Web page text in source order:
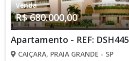
Venda
R$ 680.000,00
Apartamento - REF: DSH445
CAIÇARA, PRAIA GRANDE - SP